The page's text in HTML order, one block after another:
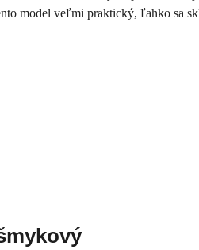
model veľmi praktický, ľahko sa